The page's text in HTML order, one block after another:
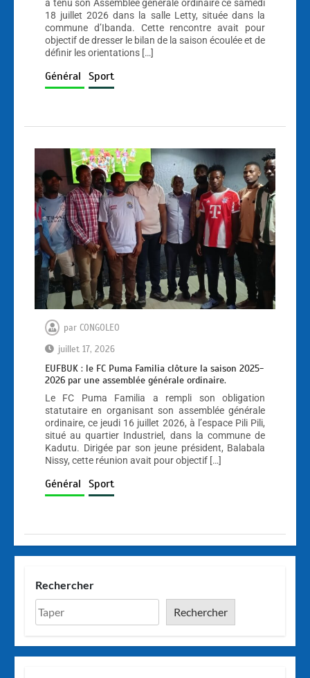
a tenu son Assemblée générale ordinaire ce samedi
18 juillet 2026 dans la salle Letty, située dans la
commune d’Ibanda. Cette rencontre avait pour
objectif de dresser le bilan de la saison écoulée et de
définir les orientations […]
Général Sport
par CONGOLEO
juillet 17, 2026
EUFBUK : le FC Puma Familia clôture la saison 2025-
2026 par une assemblée générale ordinaire.
Le FC Puma Familia a rempli son obligation
statutaire en organisant son assemblée générale
ordinaire, ce jeudi 16 juillet 2026, à l’espace Pili Pili,
situé au quartier Industriel, dans la commune de
Kadutu. Dirigée par son jeune président, Balabala
Nissy, cette réunion avait pour objectif […]
Général Sport
Rechercher
Rechercher